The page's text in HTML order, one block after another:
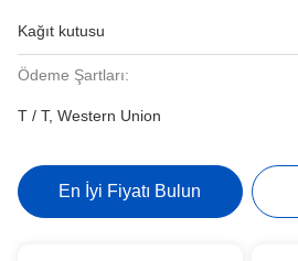
Kağıt kutusu
Ödeme Şartları:
T / T, Western Union
En İyi Fiyatı Bulun